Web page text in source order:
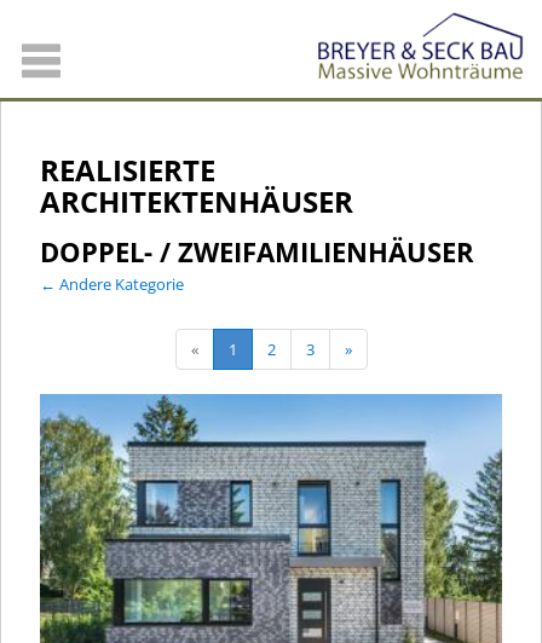
REALISIERTE
ARCHITEKTENHÄUSER
DOPPEL- / ZWEIFAMILIENHÄUSER
← Andere Kategorie
« 1 2 3 »